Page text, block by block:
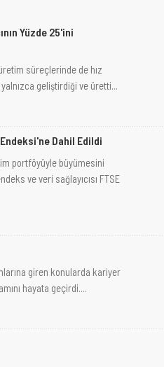
Yüzde 25'ini
süreçlerinde de hız
geliştirdiği ve üretti...
Dahil Edildi
portföyüyle büyümesini
ve veri sağlayıcısı FTSE
giren konularda kariyer
hayata geçirdi....